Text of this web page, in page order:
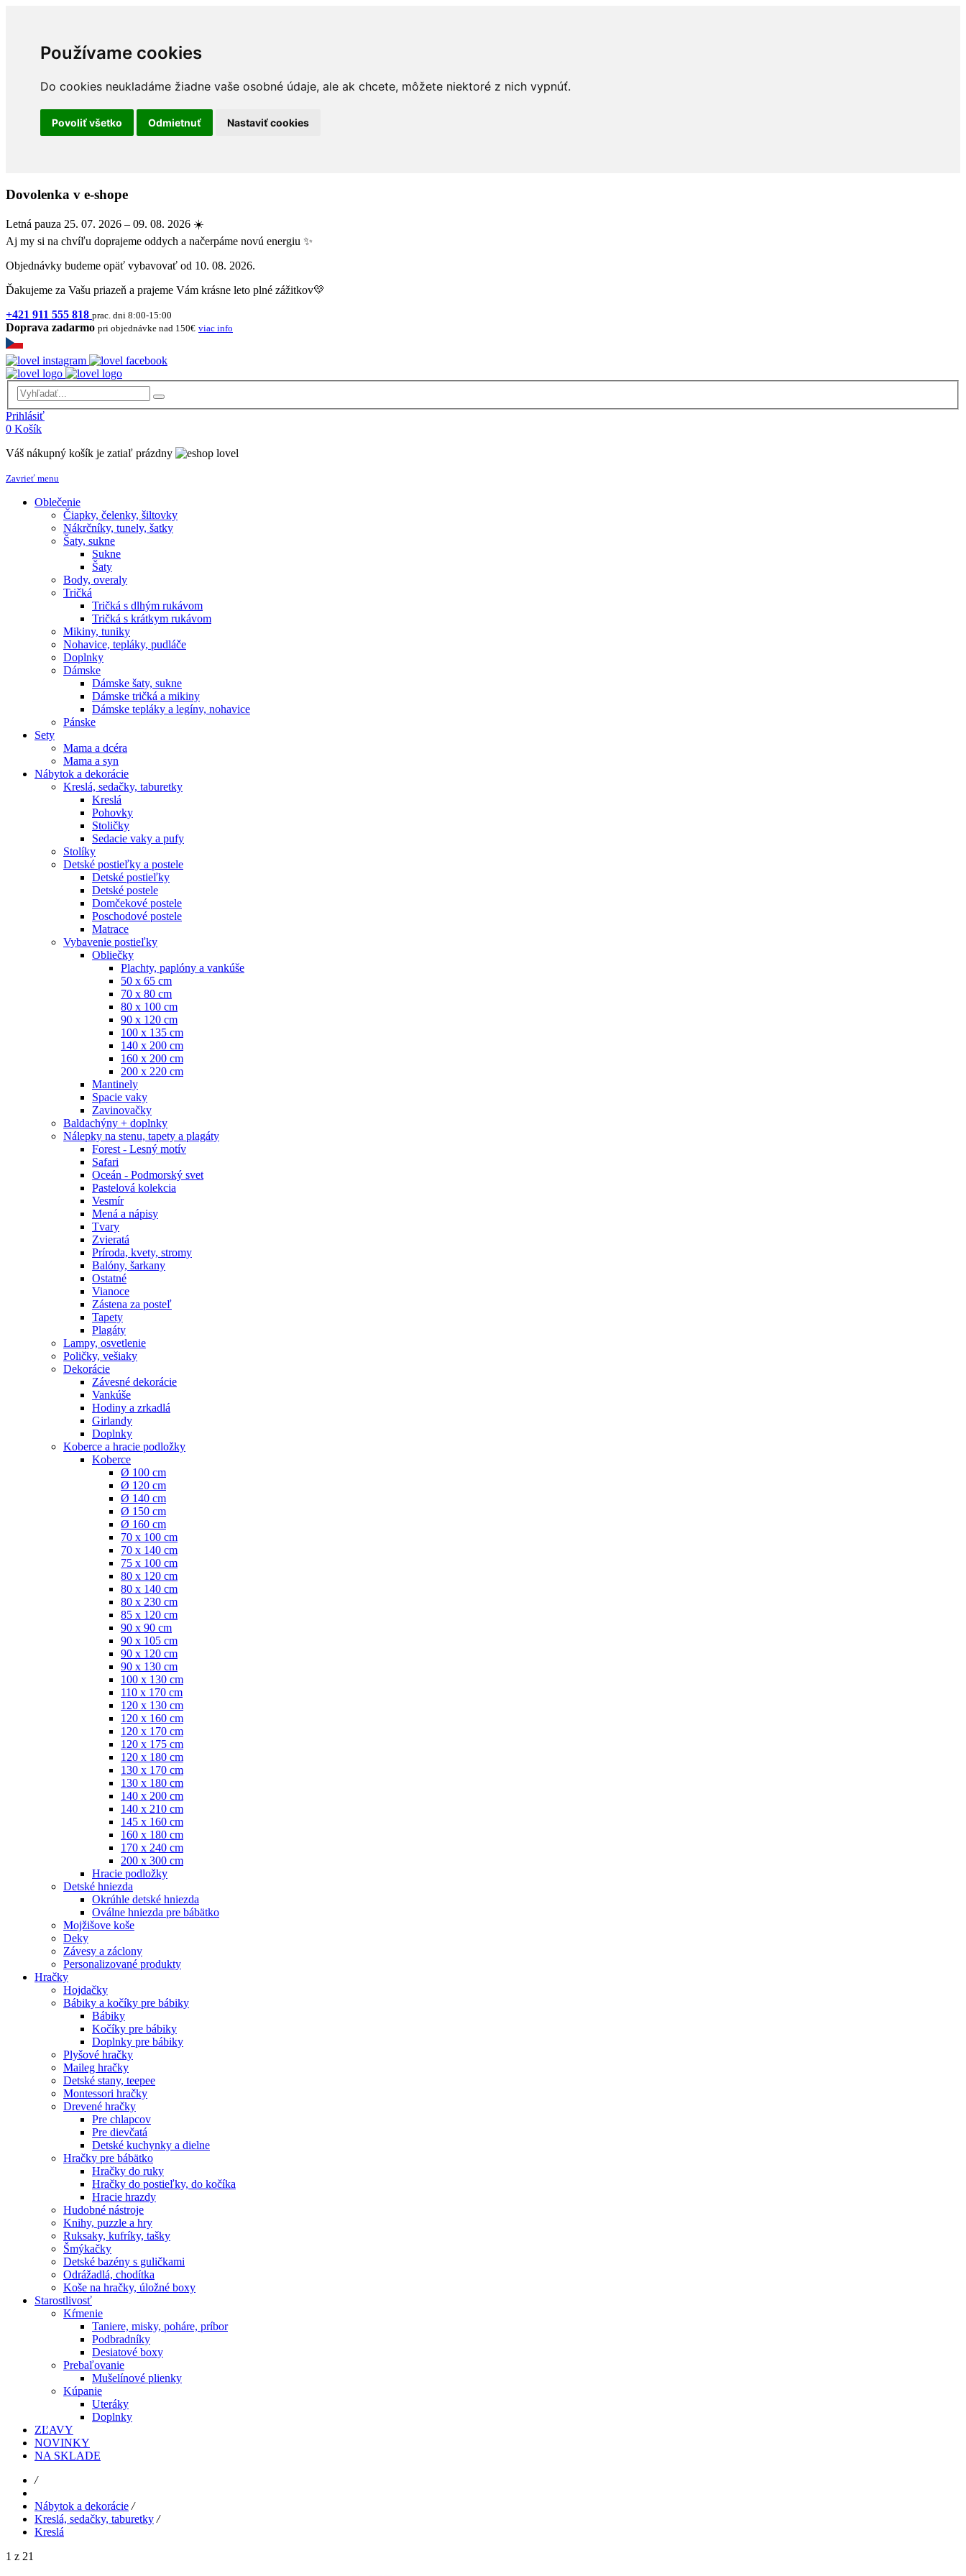
Používame cookies
Do cookies neukladáme žiadne vaše osobné údaje, ale ak chcete, môžete niektoré z nich vypnúť.
Povoliť všetko Odmietnuť Nastaviť cookies
Dovolenka v e-shope
Letná pauza 25. 07. 2026 – 09. 08. 2026 ☀️
Aj my si na chvíľu doprajeme oddych a načerpáme novú energiu ✨
Objednávky budeme opäť vybavovať od 10. 08. 2026.
Ďakujeme za Vašu priazeň a prajeme Vám krásne leto plné zážitkov💛
+421 911 555 818 prac. dni 8:00-15:00
Doprava zadarmo pri objednávke nad 150€ viac info
Prihlásiť
0 Košík
Váš nákupný košík je zatiaľ prázdny
Zavrieť menu
Oblečenie
Čiapky, čelenky, šiltovky
Nákrčníky, tunely, šatky
Šaty, sukne
Sukne
Šaty
Body, overaly
Tričká
Tričká s dlhým rukávom
Tričká s krátkym rukávom
Mikiny, tuniky
Nohavice, tepláky, pudláče
Doplnky
Dámske
Dámske šaty, sukne
Dámske tričká a mikiny
Dámske tepláky a legíny, nohavice
Pánske
Sety
Mama a dcéra
Mama a syn
Nábytok a dekorácie
Kreslá, sedačky, taburetky
Kreslá
Pohovky
Stoličky
Sedacie vaky a pufy
Stolíky
Detské postieľky a postele
Detské postieľky
Detské postele
Domčekové postele
Poschodové postele
Matrace
Vybavenie postieľky
Obliečky
Plachty, paplóny a vankúše
50 x 65 cm
70 x 80 cm
80 x 100 cm
90 x 120 cm
100 x 135 cm
140 x 200 cm
160 x 200 cm
200 x 220 cm
Mantinely
Spacie vaky
Zavinovačky
Baldachýny + doplnky
Nálepky na stenu, tapety a plagáty
Forest - Lesný motív
Safari
Oceán - Podmorský svet
Pastelová kolekcia
Vesmír
Mená a nápisy
Tvary
Zvieratá
Príroda, kvety, stromy
Balóny, šarkany
Ostatné
Vianoce
Zástena za posteľ
Tapety
Plagáty
Lampy, osvetlenie
Poličky, vešiaky
Dekorácie
Závesné dekorácie
Vankúše
Hodiny a zrkadlá
Girlandy
Doplnky
Koberce a hracie podložky
Koberce
Ø 100 cm
Ø 120 cm
Ø 140 cm
Ø 150 cm
Ø 160 cm
70 x 100 cm
70 x 140 cm
75 x 100 cm
80 x 120 cm
80 x 140 cm
80 x 230 cm
85 x 120 cm
90 x 90 cm
90 x 105 cm
90 x 120 cm
90 x 130 cm
100 x 130 cm
110 x 170 cm
120 x 130 cm
120 x 160 cm
120 x 170 cm
120 x 175 cm
120 x 180 cm
130 x 170 cm
130 x 180 cm
140 x 200 cm
140 x 210 cm
145 x 160 cm
160 x 180 cm
170 x 240 cm
200 x 300 cm
Hracie podložky
Detské hniezda
Okrúhle detské hniezda
Oválne hniezda pre bábätko
Mojžišove koše
Deky
Závesy a záclony
Personalizované produkty
Hračky
Hojdačky
Bábiky a kočíky pre bábiky
Bábiky
Kočíky pre bábiky
Doplnky pre bábiky
Plyšové hračky
Maileg hračky
Detské stany, teepee
Montessori hračky
Drevené hračky
Pre chlapcov
Pre dievčatá
Detské kuchynky a dielne
Hračky pre bábätko
Hračky do ruky
Hračky do postieľky, do kočíka
Hracie hrazdy
Hudobné nástroje
Knihy, puzzle a hry
Ruksaky, kufríky, tašky
Šmýkačky
Detské bazény s guličkami
Odrážadlá, chodítka
Koše na hračky, úložné boxy
Starostlivosť
Kŕmenie
Taniere, misky, poháre, príbor
Podbradníky
Desiatové boxy
Prebaľovanie
Mušelínové plienky
Kúpanie
Uteráky
Doplnky
ZĽAVY
NOVINKY
NA SKLADE
/
Nábytok a dekorácie /
Kreslá, sedačky, taburetky /
Kreslá
1 z 21